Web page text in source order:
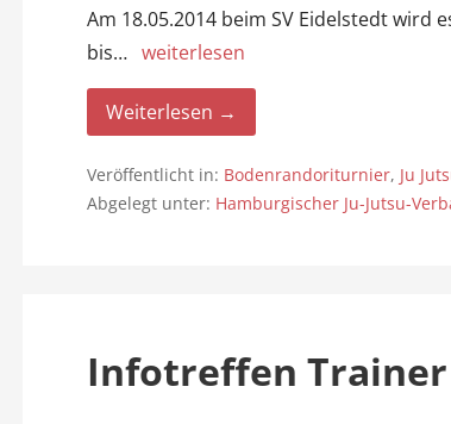
Am 18.05.2014 beim SV Eidelstedt wird
bis… weiterlesen
Weiterlesen →
Veröffentlicht in: Bodenrandoriturnier, Ju
Abgelegt unter: Hamburgischer Ju-Jutsu-
Infotreffen Trainer